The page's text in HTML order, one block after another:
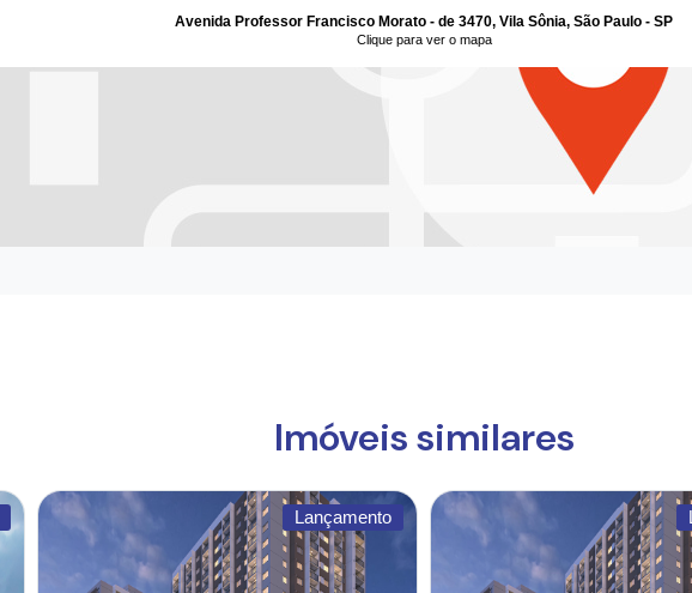
Avenida Professor Francisco Morato - de 3470, Vila Sônia, São Paulo - SP
Clique para ver o mapa
Imóveis similares
Lançamento